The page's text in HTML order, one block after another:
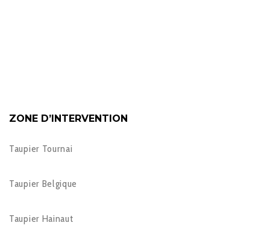
ZONE D’INTERVENTION
Taupier Tournai
Taupier Belgique
Taupier Hainaut